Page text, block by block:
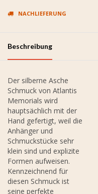
NACHLIEFERUNG
Beschreibung
Der silberne Asche
Schmuck von Atlantis
Memorials wird
hauptsächlich mit der
Hand gefertigt, weil die
Anhänger und
Schmuckstücke sehr
klein sind und explizite
Formen aufweisen.
Kennzeichnend für
diesen Schmuck ist
seine perfekte